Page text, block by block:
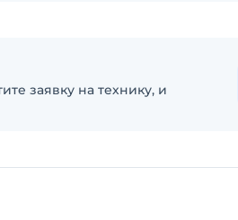
заявку на технику, и